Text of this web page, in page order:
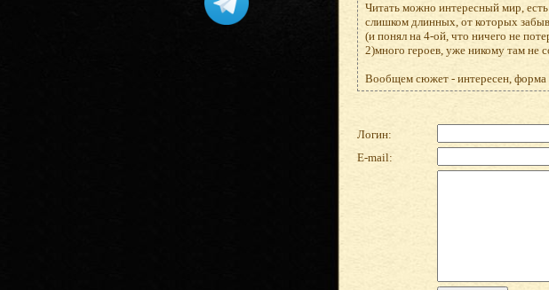
Читать можно интересный мир,
слишком длинных, от которых
(и понял на 4-ой, что ничего не
2)много героев, уже никому там не
Вообщем сюжет - интересен, форма
Логин:
E-mail: